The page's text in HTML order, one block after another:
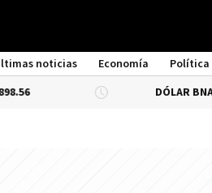
noticias Economía Política
DÓLAR BNA$1,520.00